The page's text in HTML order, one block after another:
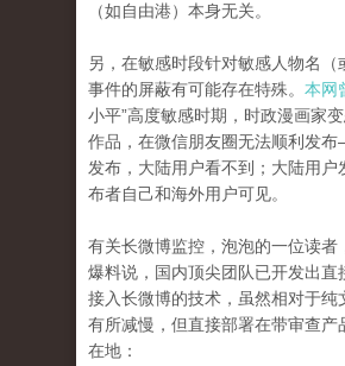
（如自由港）本身无关。
另，在敏感时段针对敏感人物名（
事件的屏蔽有可能存在特殊。 本网
小平”高度敏感时期，时政漫画家
作品，在微信朋友圈无法顺利发
发布，大陆用户看不到；大陆用户
布者自己和海外用户可见。
有关长微博监控，泡泡的一位读者
爆料说，国内顶尖团队已开发出直
接入长微博的技术，虽然相对于纯
有所减慢，但直接部署在带审查产
在地：